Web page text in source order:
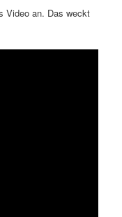
Video an. Das weckt